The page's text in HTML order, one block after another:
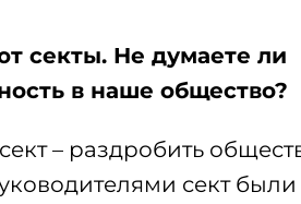
секты. Не думаете ли
в наше общество?
– раздробить
сект были